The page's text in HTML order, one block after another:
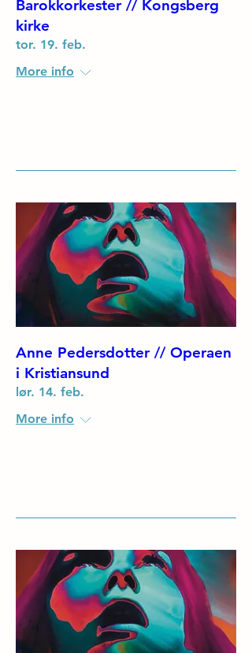
Barokkorkester // Kongsberg
kirke
tor. 19. feb.
More info
Anne Pedersdotter // Operaen
i Kristiansund
lør. 14. feb.
More info